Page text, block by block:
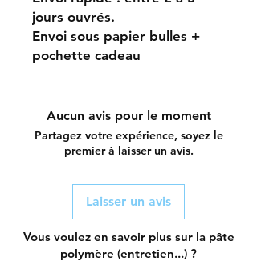
jours ouvrés.
Envoi sous papier bulles +
pochette cadeau
Aucun avis pour le moment
Partagez votre expérience, soyez le
premier à laisser un avis.
Laisser un avis
Vous voulez en savoir plus sur la pâte
polymère (entretien...) ?